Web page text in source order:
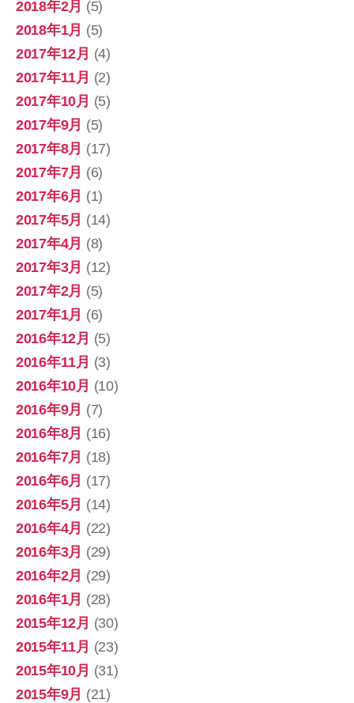
2018年2月 (5)
2018年1月 (5)
2017年12月 (4)
2017年11月 (2)
2017年10月 (5)
2017年9月 (5)
2017年8月 (17)
2017年7月 (6)
2017年6月 (1)
2017年5月 (14)
2017年4月 (8)
2017年3月 (12)
2017年2月 (5)
2017年1月 (6)
2016年12月 (5)
2016年11月 (3)
2016年10月 (10)
2016年9月 (7)
2016年8月 (16)
2016年7月 (18)
2016年6月 (17)
2016年5月 (14)
2016年4月 (22)
2016年3月 (29)
2016年2月 (29)
2016年1月 (28)
2015年12月 (30)
2015年11月 (23)
2015年10月 (31)
2015年9月 (21)